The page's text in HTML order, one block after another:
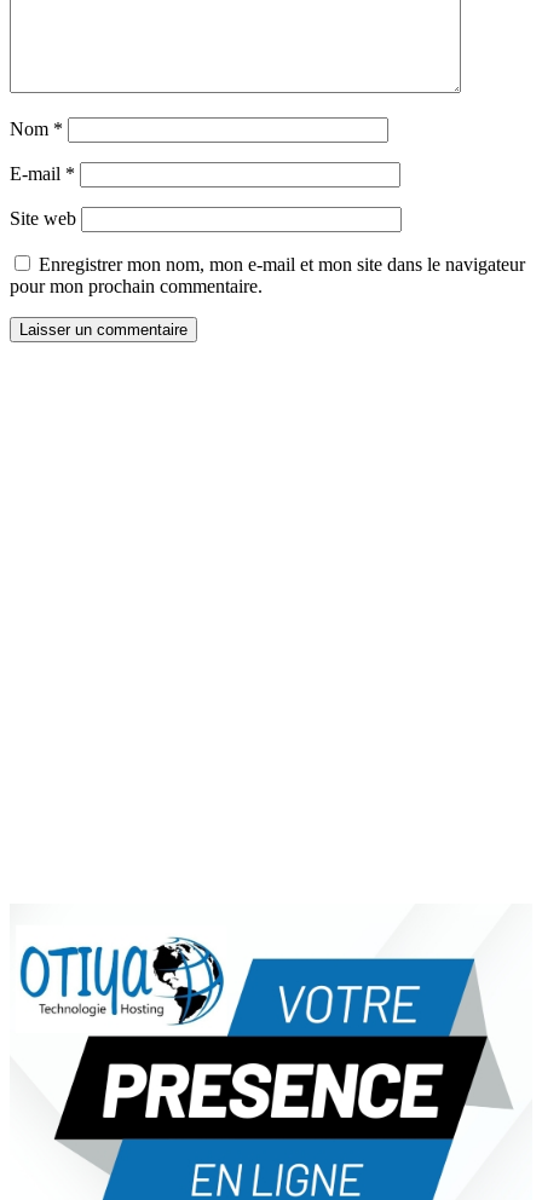
Nom *
E-mail *
Site web
Enregistrer mon nom, mon e-mail et mon site dans le navigateur
pour mon prochain commentaire.